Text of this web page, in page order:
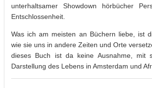
unterhaltsamer Showdown hörbücher
Entschlossenheit.
Was ich am meisten an Büchern liebe, ist
wie sie uns in andere Zeiten und Orte
dieses Buch ist da keine Ausnahme, mit
Darstellung des Lebens in Amsterdam und